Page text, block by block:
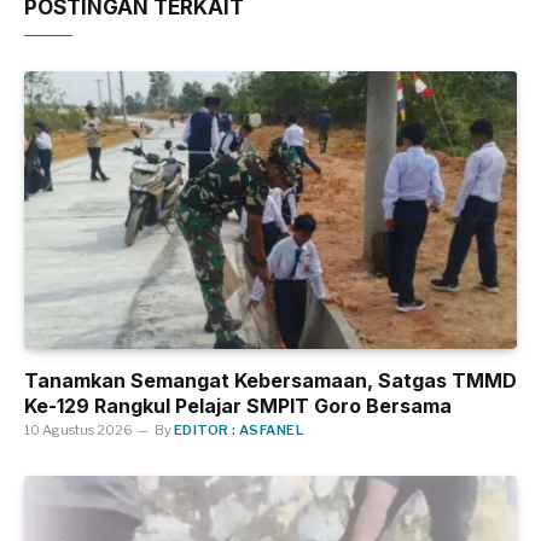
POSTINGAN TERKAIT
Tanamkan Semangat Kebersamaan, Satgas TMMD
Ke-129 Rangkul Pelajar SMPIT Goro Bersama
10 Agustus 2026 ByEDITOR : ASFANEL